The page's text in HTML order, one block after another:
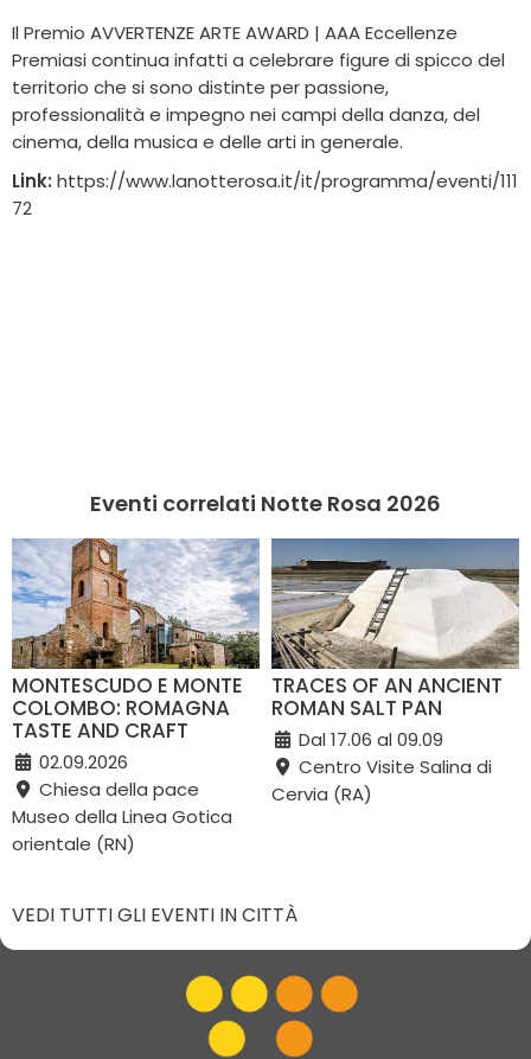
Il Premio AVVERTENZE ARTE AWARD | AAA Eccellenze
Premiasi continua infatti a celebrare figure di spicco del
territorio che si sono distinte per passione,
professionalità e impegno nei campi della danza, del
cinema, della musica e delle arti in generale.
Link: https://www.lanotterosa.it/it/programma/eventi/111
72
Eventi correlati Notte Rosa 2026
MONTESCUDO E MONTE
COLOMBO: ROMAGNA
TASTE AND CRAFT
02.09.2026
Chiesa della pace
Museo della Linea Gotica
orientale (RN)
TRACES OF AN ANCIENT
ROMAN SALT PAN
Dal 17.06 al 09.09
Centro Visite Salina di
Cervia (RA)
VEDI TUTTI GLI EVENTI IN CITTÀ